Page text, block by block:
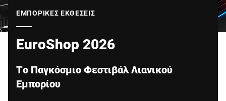
ΕΜΠΟΡΙΚΈΣ ΕΚΘΈΣΕΙΣ
EuroShop 2026
Το Παγκόσμιο Φεστιβάλ Λιανικού
Εμπορίου